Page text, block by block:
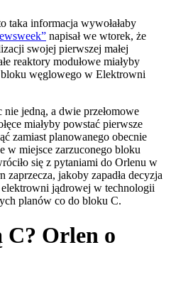
taka informacja wywołałaby
napisał we wtorek, że
swojej pierwszej małej
reaktory modułowe miałyby
bloku węglowego w Elektrowni
jedną, a dwie przełomowe
miałyby powstać pierwsze
zamiast planowanego obecnie
w miejsce zarzuconego bloku
się z pytaniami do Orlenu w
jakoby zapadła decyzja
jądrowej w technologii
planów co do bloku C.
C? Orlen o